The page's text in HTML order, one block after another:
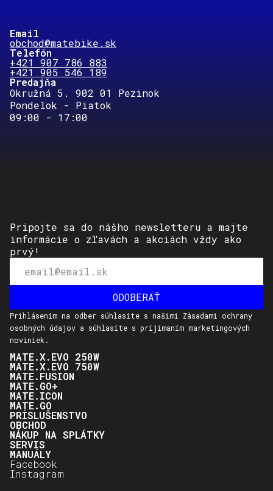
Email
obchod@matebike.sk
Telefón
+421 907 786 883
+421 905 546 189
Predajňa
Okružná 5. 902 01 Pezinok
Pondelok - Piatok
09:00 - 17:00
Pripojte sa do nášho newsletteru a majte
informácie o zľavách a akciách vždy ako
prvý!
Prihlásením na odber súhlasíte s našimi Zásadami ochrany
osobných údajov a súhlasíte s prijímaním marketingových
noviniek.
MATE.X.EVO 250W
MATE.X.EVO 750W
MATE.FUSION
MATE.GO+
MATE.ICON
MATE.GO
PRÍSLUŠENSTVO
OBCHOD
NÁKUP NA SPLÁTKY
SERVIS
MANUÁLY
Facebook
Instagram